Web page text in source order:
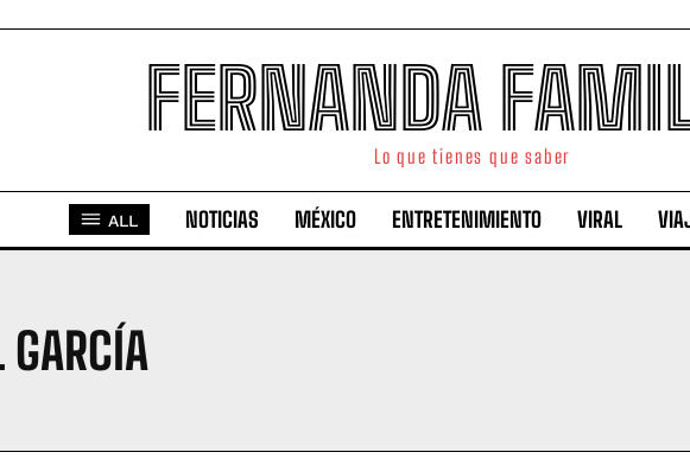
FERNANDA
Lo que tienes que saber
ALL NOTICIAS MÉXICO ENTRETENIMIENTO VIRAL